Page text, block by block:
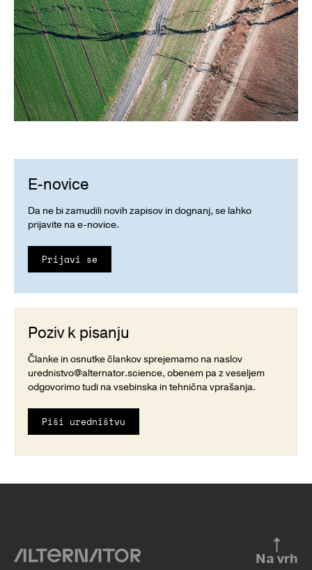
E-novice
Da ne bi zamudili novih zapisov in dognanj, se lahko
prijavite na e-novice.
Prijavi se
Poziv k pisanju
Članke in osnutke člankov sprejemamo na naslov
urednistvo@alternator.science, obenem pa z veseljem
odgovorimo tudi na vsebinska in tehnična vprašanja.
Piši uredništvu
Na vrh